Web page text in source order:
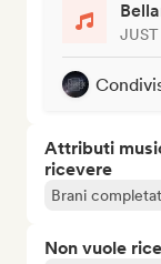
Attributi
ricevere
Brani
Non vuole